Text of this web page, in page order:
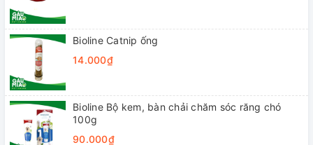
Bioline Catnip ống
14.000₫
Bioline Bộ kem, bàn chải chăm sóc răng chó
100g
90.000₫